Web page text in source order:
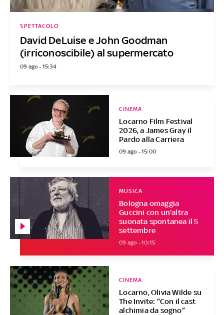
David DeLuise e John Goodman
(irriconoscibile) al supermercato
SPETTACOLO
09 ago - 15:34
Locarno Film Festival
2026, a James Gray il
Pardo alla Carriera
CINEMA
09 ago - 15:00
Bologna omaggia
Guccini con un'altra
suonata spontanea il 5
settembre
MUSICA
09 ago - 10:15
Locarno, Olivia Wilde su
The Invite: “Con il cast
alchimia da sogno”
CINEMA